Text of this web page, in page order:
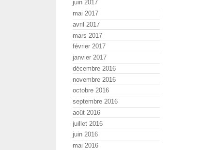
juin 2017
mai 2017
avril 2017
mars 2017
février 2017
janvier 2017
décembre 2016
novembre 2016
octobre 2016
septembre 2016
août 2016
juillet 2016
juin 2016
mai 2016